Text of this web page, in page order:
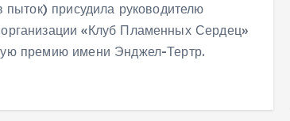
пыток) присудила руководителю
«Клуб Пламенных Сердец»
премию имени Энджел-Тертр.